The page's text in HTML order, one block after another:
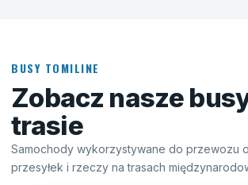
BUSY TOMILINE
Zobacz nasze
trasie
Samochody wykorzystywane do przewozu
przesyłek i rzeczy na trasach